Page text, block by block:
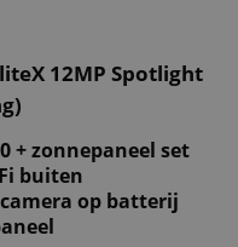
12MP Spotlight
+ zonnepaneel set
buiten
op batterij